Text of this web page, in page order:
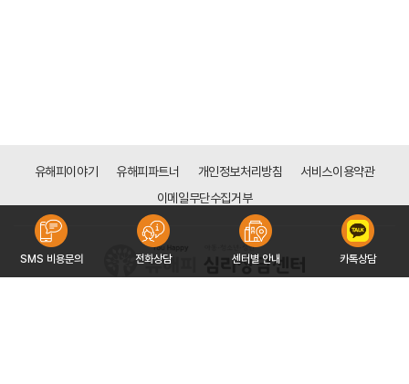
유해피이야기 유해피파트너 개인정보처리방침
서비스이용약관
이메일무단수집거부
SMS 비용문의 전화상담 센터별 안내 카톡상담